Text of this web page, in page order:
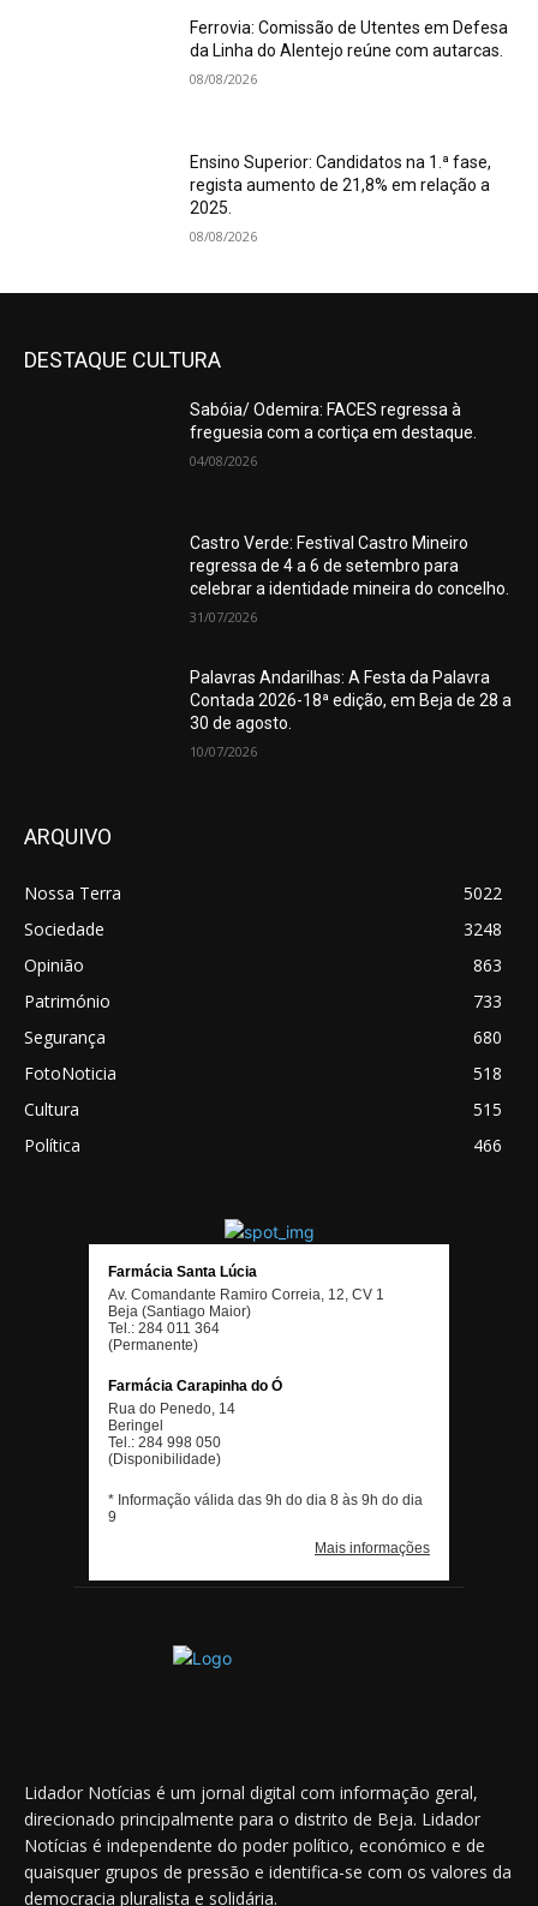
Ferrovia: Comissão de Utentes em Defesa
da Linha do Alentejo reúne com autarcas.
08/08/2026
Ensino Superior: Candidatos na 1.ª fase,
regista aumento de 21,8% em relação a
2025.
08/08/2026
DESTAQUE CULTURA
Sabóia/ Odemira: FACES regressa à
freguesia com a cortiça em destaque.
04/08/2026
Castro Verde: Festival Castro Mineiro
regressa de 4 a 6 de setembro para
celebrar a identidade mineira do concelho.
31/07/2026
Palavras Andarilhas: A Festa da Palavra
Contada 2026-18ª edição, em Beja de 28 a
30 de agosto.
10/07/2026
ARQUIVO
Nossa Terra
5022
Sociedade
3248
Opinião
863
Património
733
Segurança
680
FotoNoticia
518
Cultura
515
Política
466
Lidador Notícias é um jornal digital com informação geral,
direcionado principalmente para o distrito de Beja. Lidador
Notícias é independente do poder político, económico e de
quaisquer grupos de pressão e identifica-se com os valores da
democracia pluralista e solidária.